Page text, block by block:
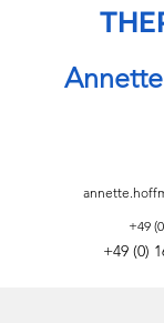
+49
+49 (0)